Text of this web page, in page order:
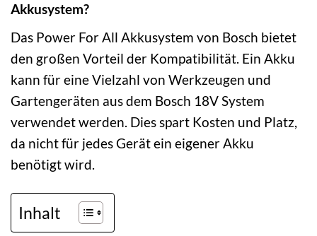
Akkusystem?
Das Power For All Akkusystem von Bosch bietet
den großen Vorteil der Kompatibilität. Ein Akku
kann für eine Vielzahl von Werkzeugen und
Gartengeräten aus dem Bosch 18V System
verwendet werden. Dies spart Kosten und Platz,
da nicht für jedes Gerät ein eigener Akku
benötigt wird.
Inhalt